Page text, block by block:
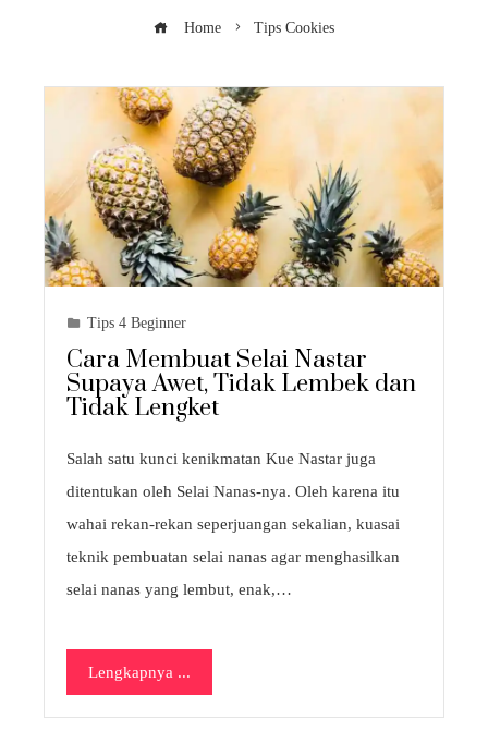
Home Tips Cookies
Tips 4 Beginner
Cara Membuat Selai Nastar
Supaya Awet, Tidak Lembek dan
Tidak Lengket
Salah satu kunci kenikmatan Kue Nastar juga
ditentukan oleh Selai Nanas-nya. Oleh karena itu
wahai rekan-rekan seperjuangan sekalian, kuasai
teknik pembuatan selai nanas agar menghasilkan
selai nanas yang lembut, enak,…
Lengkapnya ...